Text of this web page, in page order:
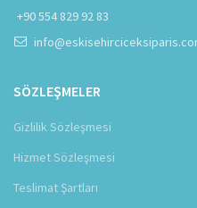
+90 554 829 92 83
SÖZLEŞMELER
Gizlilik Sözleşmesi
Hizmet Sözleşmesi
Teslimat Şartları